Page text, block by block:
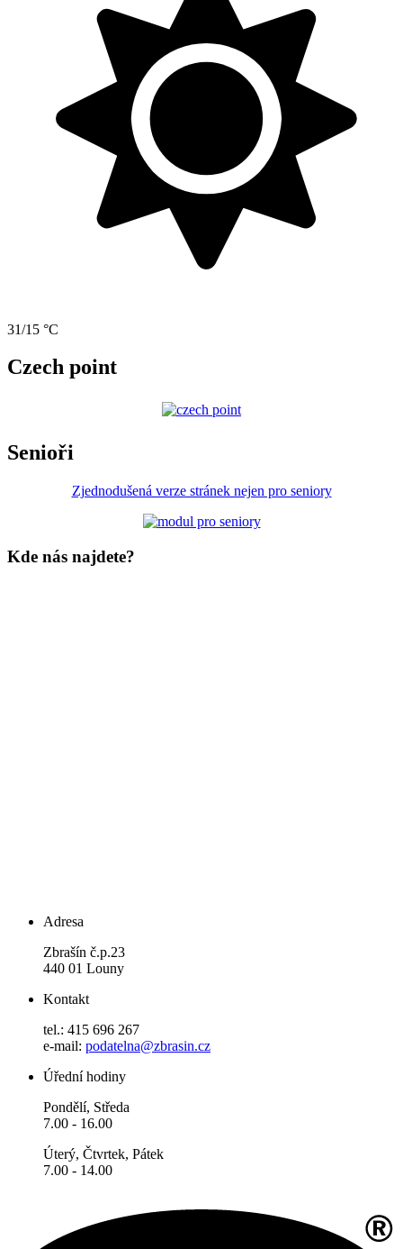
31/15 °C
Czech point
Senioři
Zjednodušená verze stránek nejen pro seniory
Kde nás najdete?
Adresa
Zbrašín č.p.23
440 01 Louny
Kontakt
tel.: 415 696 267
e-mail: podatelna@zbrasin.cz
Úřední hodiny
Pondělí, Středa
7.00 - 16.00
Úterý, Čtvrtek, Pátek
7.00 - 14.00